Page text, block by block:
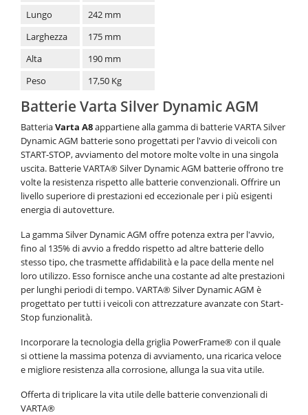
Lungo
242 mm
Larghezza
175 mm
Alta
190 mm
Peso
17,50 Kg
Batterie Varta Silver Dynamic AGM
BatteriaVarta A8appartiene alla gamma di batterie VARTA Silver
Dynamic AGM batterie sono progettati per l'avvio di veicoli con
START-STOP,avviamento del motore molte volte in una singola
uscita. Batterie VARTA®Silver Dynamic AGM batterie offrono tre
volte la resistenza rispetto alle batterie convenzionali. Offrire un
livello superiore di prestazioni ed eccezionale per i più esigenti
energia di autovetture.
La gamma Silver Dynamic AGM offre potenza extra per l'avvio,
fino al 135% di avvio a freddo rispetto ad altre batterie dello
stesso tipo, che trasmette affidabilità e la pace della mente nel
loro utilizzo. Esso fornisce anche una costante ad alte prestazioni
per lunghi periodi di tempo. VARTA® Silver Dynamic AGM è
progettato per tutti i veicoli con attrezzature avanzate con Start-
Stop funzionalità.
Incorporare la tecnologia della griglia PowerFrame® con il quale
si ottiene la massima potenza di avviamento, una ricarica veloce
e migliore resistenza alla corrosione, allunga la sua vita utile.
Offerta di triplicare la vita utile delle batterie convenzionali di
VARTA®